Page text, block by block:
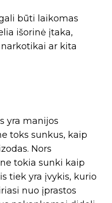
būti laikomas
išorinė įtaka,
ar kita
yra manijos
toks sunkus, kaip
Nors
tokia sunki kaip
tiek yra įvykis, kurio
nuo įprastos